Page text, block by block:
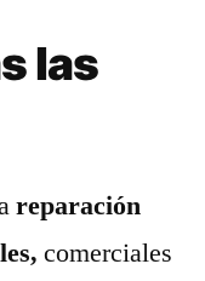
las
reparación
comerciales